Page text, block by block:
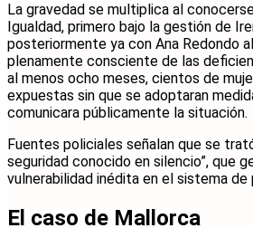
La gravedad se multiplica al
Igualdad, primero bajo la gestión de
posteriormente ya con Ana Redondo
plenamente consciente de las
al menos ocho meses, cientos de
expuestas sin que se adoptaran
comunicara públicamente la situación.
Fuentes policiales señalan que se
seguridad conocido en silencio”, que
vulnerabilidad inédita en el sistema
El caso de Mallorca